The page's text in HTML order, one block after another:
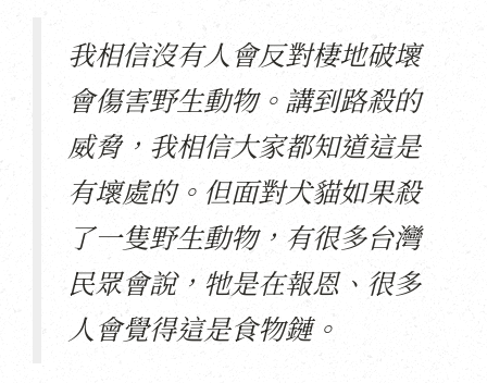
我相信沒有人會反對棲地破壞
會傷害野生動物。講到路殺的
威脅，我相信大家都知道這是
有壞處的。但面對犬貓如果殺
了一隻野生動物，有很多台灣
民眾會說，牠是在報恩、很多
人會覺得這是食物鏈。